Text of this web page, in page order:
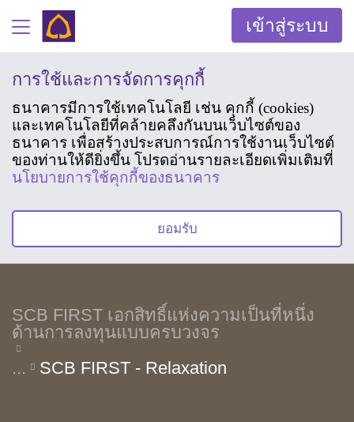
เข้าสู่ระบบ
การใช้และการจัดการคุกกี้
ธนาคารมีการใช้เทคโนโลยี เช่น คุกกี้ (cookies)
และเทคโนโลยีที่คล้ายคลึงกันบนเว็บไซต์ของ
ธนาคาร เพื่อสร้างประสบการณ์การใช้งานเว็บไซต์
ของท่านให้ดียิ่งขึ้น โปรดอ่านรายละเอียดเพิ่มเติมที่
นโยบายการใช้คุกกี้ของธนาคาร
ยอมรับ
SCB FIRST เอกสิทธิ์แห่งความเป็นที่หนึ่ง
ด้านการลงทุนแบบครบวงจร
...
SCB FIRST - Relaxation